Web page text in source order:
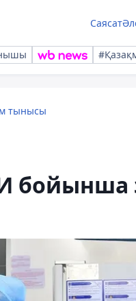
Саясат
тынысы
бойынша